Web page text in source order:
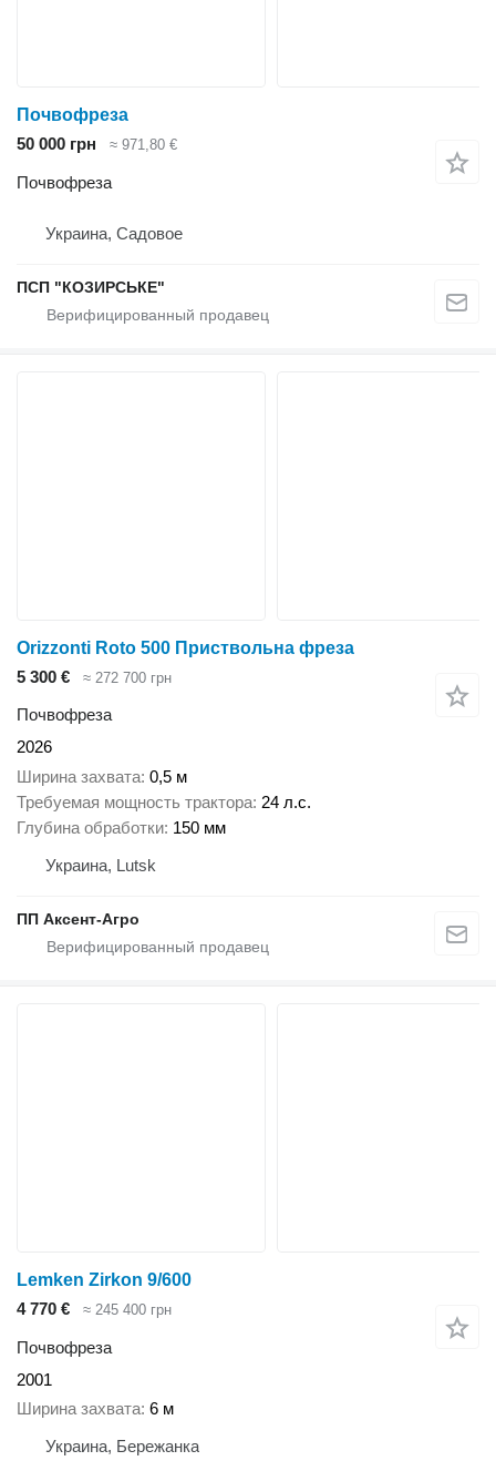
Почвофреза
50 000 грн
≈ 971,80 €
Почвофреза
Украина, Садовое
ПСП "КОЗИРСЬКЕ"
Orizzonti Roto 500 Приствольна фреза
5 300 €
≈ 272 700 грн
Почвофреза
2026
Ширина захвата 0,5 м
Требуемая мощность трактора 24 л.с.
Глубина обработки 150 мм
Украина, Lutsk
ПП Аксент-Агро
Lemken Zirkon 9/600
4 770 €
≈ 245 400 грн
Почвофреза
2001
Ширина захвата 6 м
Украина, Бережанка